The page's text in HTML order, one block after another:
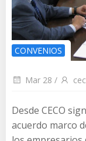
CONVENIOS
Mar 28 /
Desde CECO
acuerdo marco